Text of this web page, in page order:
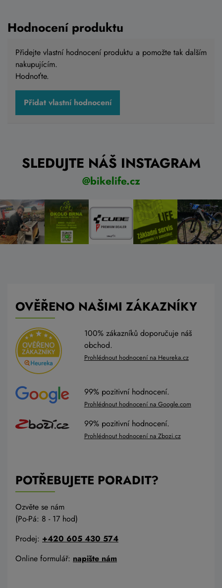
Hodnocení produktu
Přidejte vlastní hodnocení produktu a pomožte tak dalším
nakupujícím.
Hodnoťte.
Přidat vlastní hodnocení
SLEDUJTE NÁŠ INSTAGRAM
@bikelife.cz
OVĚŘENO NAŠIMI ZÁKAZNÍKY
100% zákazníků doporučuje náš
obchod.
Prohlédnout hodnocení na Heureka.cz
99% pozitivní hodnocení.
Prohlédnout hodnocení na Google.com
99% pozitivní hodnocení.
Prohlédnout hodnocení na Zbozi.cz
POTŘEBUJETE PORADIT?
Ozvěte se nám
(Po-Pá: 8 - 17 hod)
Prodej: +420 605 430 574
Online formulář: napište nám